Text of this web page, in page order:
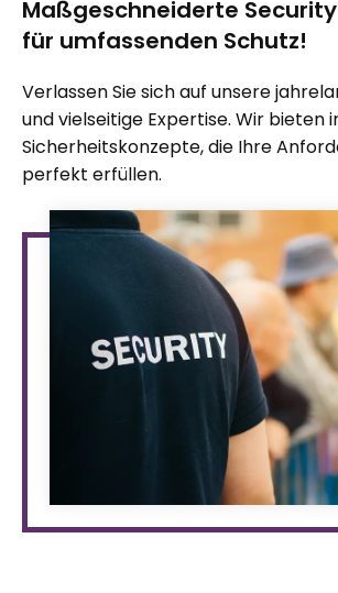
Maßgeschneiderte
für umfassenden Schutz!
Verlassen Sie sich auf unsere
und vielseitige Expertise. Wir bieten
Sicherheitskonzepte, die Ihre
perfekt erfüllen.